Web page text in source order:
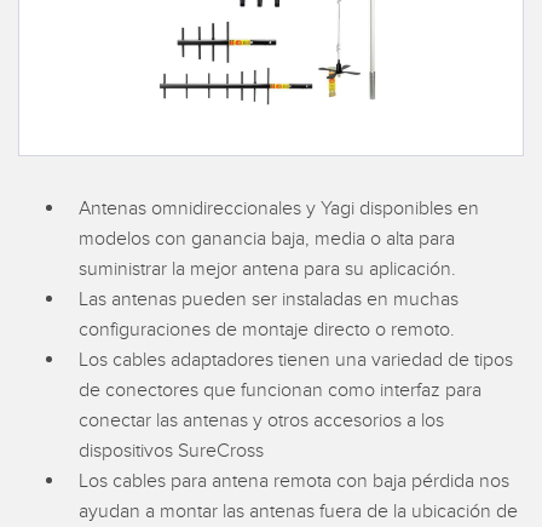
SENSORES
Sensores Fotoeléctricos
Tiempo de Vuelo
Sensores de Radar
Sensores Ultrasónicos
Amplificadores de Fibra Óptica
Slot and Label Sensors
Sensores de Marca de Registro, Color y Luminiscencia
IIOT Y LA FÁBRICA
INTELIGENTE
Call for Parts, Service, or Pallet Pickup
Leading Edge Detection
Machine Monitoring/Overall Equipment Effectiveness
Monitoreo de Condiciones: Mantenimiento Predictivo y
Preventivo
Mantenimiento Predictivo
Mantenimiento Predictivo
Monitoreo Remoto
Monitoreo de Nivel en Tanque
Antenas omnidireccionales y Yagi disponibles en
modelos con ganancia baja, media o alta para
suministrar la mejor antena para su aplicación.
Las antenas pueden ser instaladas en muchas
configuraciones de montaje directo o remoto.
Los cables adaptadores tienen una variedad de tipos
de conectores que funcionan como interfaz para
conectar las antenas y otros accesorios a los
dispositivos SureCross
Los cables para antena remota con baja pérdida nos
ayudan a montar las antenas fuera de la ubicación de